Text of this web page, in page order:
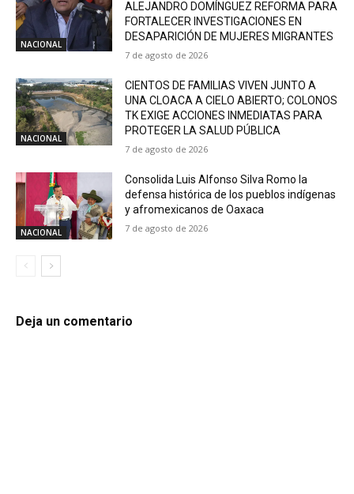
NACIONAL
ALEJANDRO DOMÍNGUEZ REFORMA PARA
FORTALECER INVESTIGACIONES EN
DESAPARICIÓN DE MUJERES MIGRANTES
7 de agosto de 2026
NACIONAL
CIENTOS DE FAMILIAS VIVEN JUNTO A
UNA CLOACA A CIELO ABIERTO; COLONOS
TK EXIGE ACCIONES INMEDIATAS PARA
PROTEGER LA SALUD PÚBLICA
7 de agosto de 2026
NACIONAL
Consolida Luis Alfonso Silva Romo la
defensa histórica de los pueblos indígenas
y afromexicanos de Oaxaca
7 de agosto de 2026
Deja un comentario